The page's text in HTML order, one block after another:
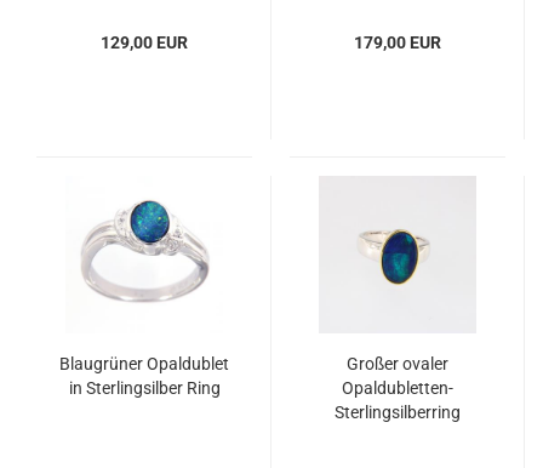
129,00 EUR 179,00 EUR
Blaugrüner Opaldublet
in Sterlingsilber Ring
Großer ovaler
Opaldubletten-
Sterlingsilberring